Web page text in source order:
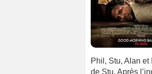
Phil, Stu, Alan
de Stu. Après